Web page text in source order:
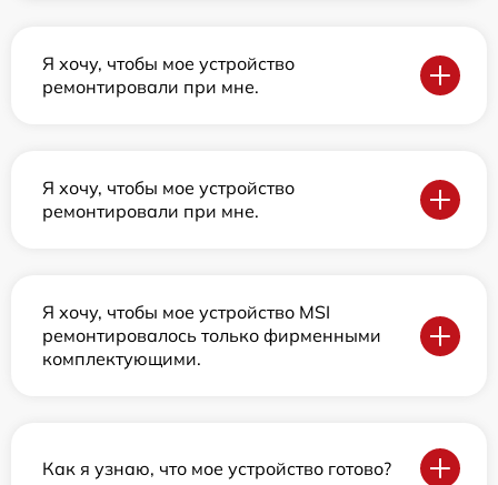
Я хочу, чтобы мое устройство
ремонтировали при мне.
Я хочу, чтобы мое устройство
ремонтировали при мне.
Я хочу, чтобы мое устройство MSI
ремонтировалось только фирменными
комплектующими.
Как я узнаю, что мое устройство готово?